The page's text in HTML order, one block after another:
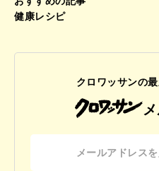
健康レシピ
クロワッサンの